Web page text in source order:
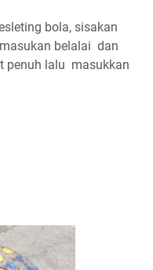
bola, sisakan
belalai dan
penuh lalu masukkan